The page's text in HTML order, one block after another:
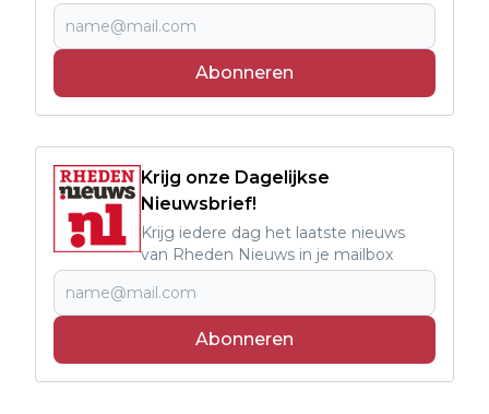
Abonneren
Krijg onze Dagelijkse
Nieuwsbrief!
Krijg iedere dag het laatste nieuws
van Rheden Nieuws in je mailbox
Abonneren